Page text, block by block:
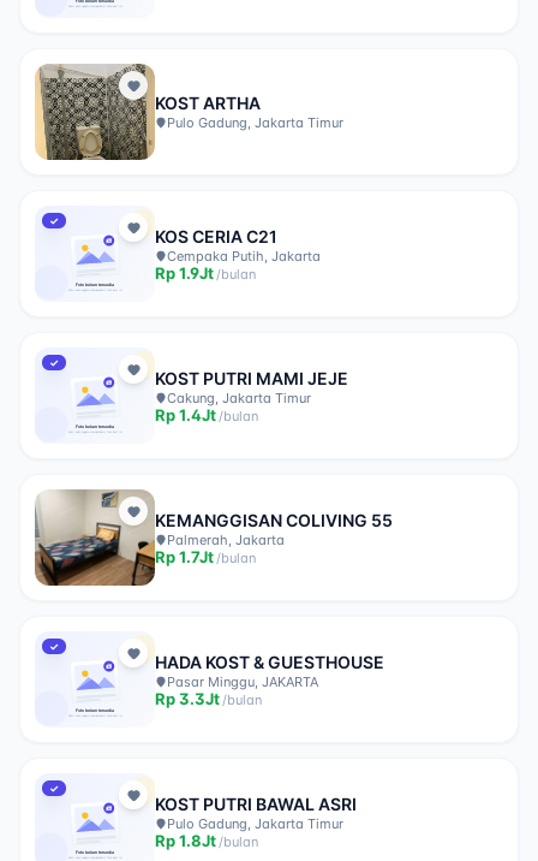
KOST ARTHA
Pulo Gadung, Jakarta Timur
✓
KOS CERIA C21
Cempaka Putih, Jakarta
Rp1.9Jt/bulan
✓
KOST PUTRI MAMI JEJE
Cakung, Jakarta Timur
Rp1.4Jt/bulan
KEMANGGISAN COLIVING 55
Palmerah, Jakarta
Rp1.7Jt/bulan
✓
HADA KOST & GUESTHOUSE
Pasar Minggu, JAKARTA
Rp3.3Jt/bulan
✓
KOST PUTRI BAWAL ASRI
Pulo Gadung, Jakarta Timur
Rp1.8Jt/bulan